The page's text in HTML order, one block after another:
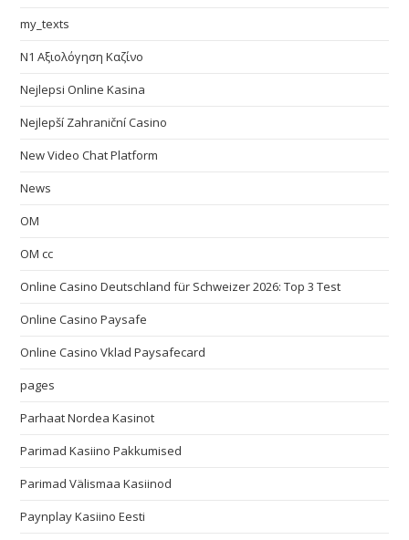
my_texts
N1 Αξιολόγηση Καζίνο
Nejlepsi Online Kasina
Nejlepší Zahraniční Casino
New Video Chat Platform
News
OM
OM cc
Online Casino Deutschland für Schweizer 2026: Top 3 Test
Online Casino Paysafe
Online Casino Vklad Paysafecard
pages
Parhaat Nordea Kasinot
Parimad Kasiino Pakkumised
Parimad Välismaa Kasiinod
Paynplay Kasiino Eesti